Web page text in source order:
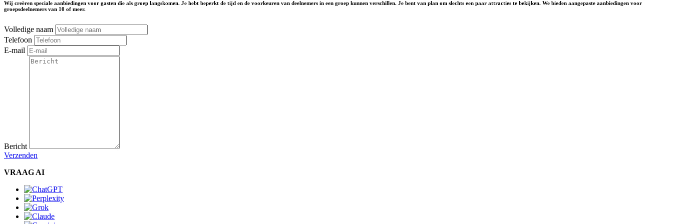
Wij creëren speciale aanbiedingen voor gasten die als groep langskomen. Je hebt beperkt de tijd en de voorkeuren van deelnemers in een groep kunnen verschillen. Je bent van plan om slechts een paar attracties te bekijken. We bieden aangepaste aanbiedingen voor
groepsdeelnemers van 10 of meer.
Volledige naam
Telefoon
E-mail
Bericht
Verzenden
VRAAG AI